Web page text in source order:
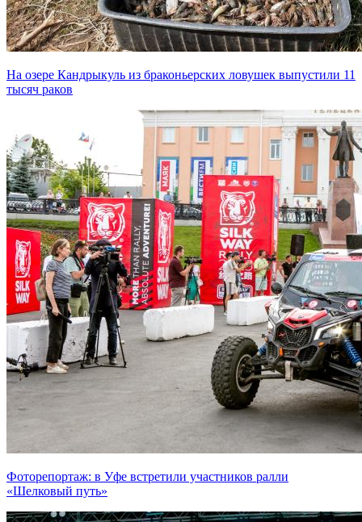
На озере Кандрыкуль из браконьерских ловушек выпустили 11
тысяч раков
Фоторепортаж: в Уфе встретили участников ралли
«Шелковый путь»